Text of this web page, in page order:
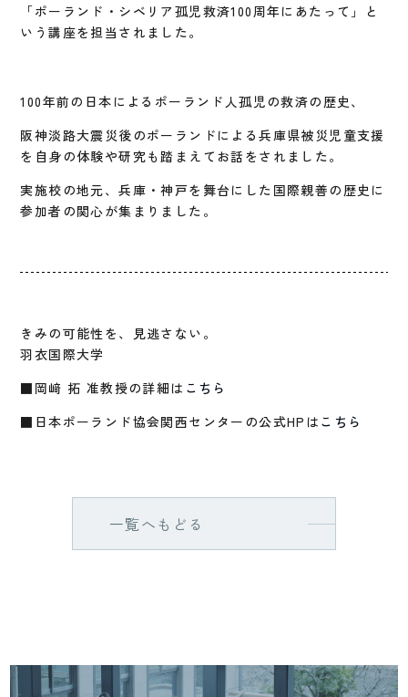
「ポーランド・シベリア孤児救済100周年にあたって」と
いう講座を担当されました。
100年前の日本によるポーランド人孤児の救済の歴史、
阪神淡路大震災後のポーランドによる兵庫県被災児童支援
を自身の体験や研究も踏まえてお話をされました。
実施校の地元、兵庫・神戸を舞台にした国際親善の歴史に
参加者の関心が集まりました。
きみの可能性を、見逃さない。
羽衣国際大学
■岡﨑 拓 准教授の詳細は こちら
■日本ポーランド協会関西センターの公式HPは こちら
一覧へもどる